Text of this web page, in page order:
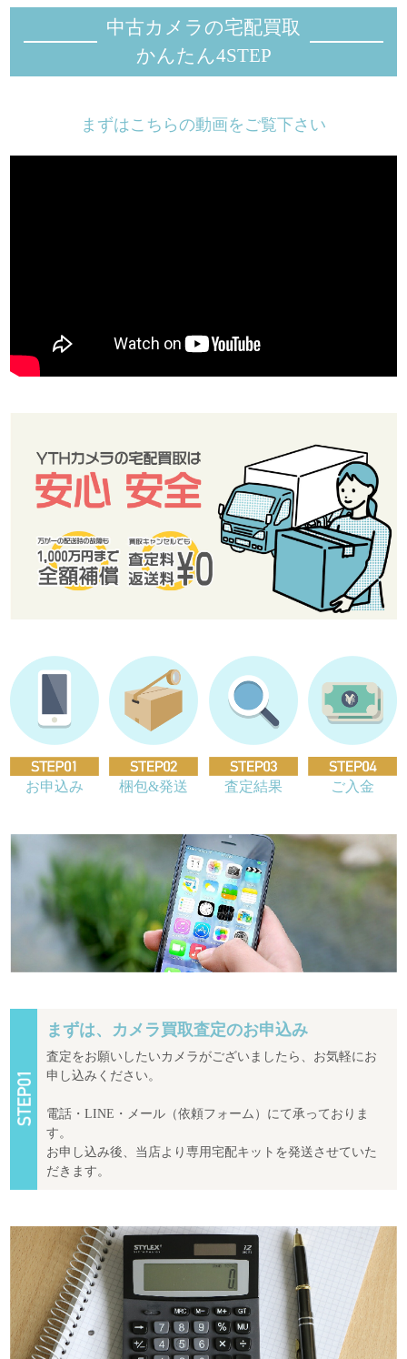
中古カメラの宅配買取
かんたん4STEP
まずはこちらの動画をご覧下さい
お申込み 梱包&発送 査定結果 ご入金
まずは、カメラ買取査定のお申込み
査定をお願いしたいカメラがございましたら、お気軽にお
申し込みください。
電話・LINE・メール（依頼フォーム）にて承っておりま
す。
お申し込み後、当店より専用宅配キットを発送させていた
だきます。